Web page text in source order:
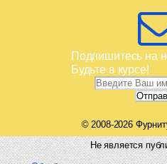
Подпишитесь на
Будьте в курсе!
© 2008-2026
Не является